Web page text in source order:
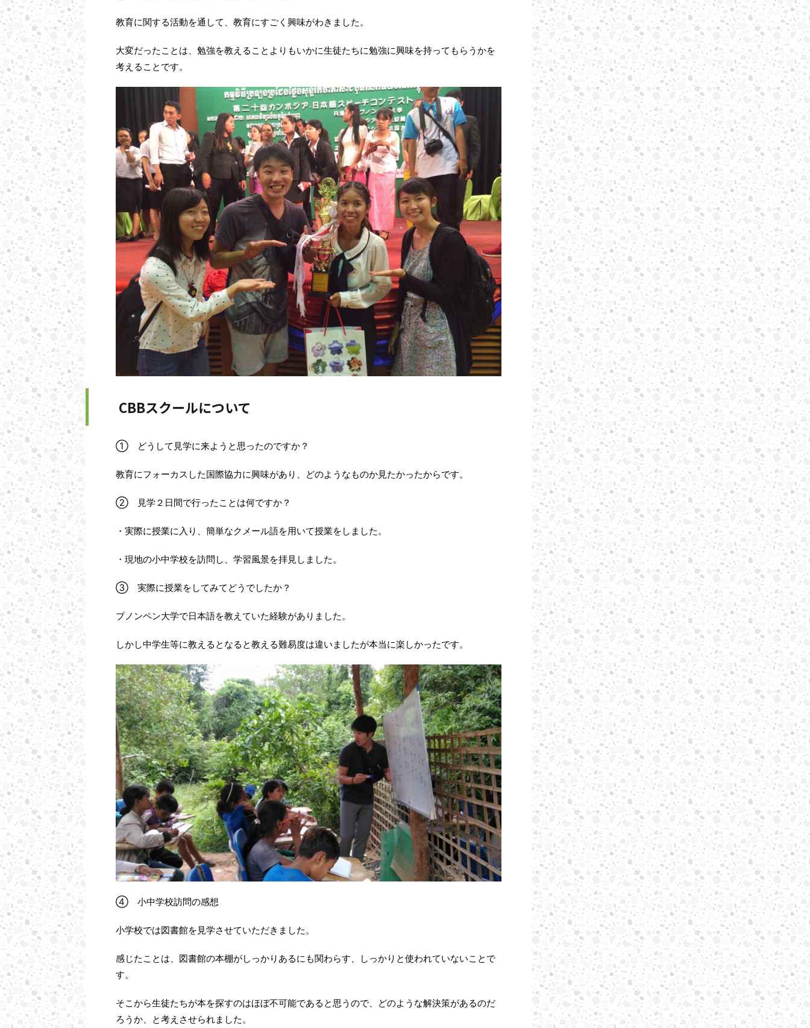
教育に関する活動を通して、教育にすごく興味がわきました。
大変だったことは、勉強を教えることよりもいかに生徒たちに勉強に興味を持ってもらうかを
考えることです。
CBBスクールについて
➀ どうして見学に来ようと思ったのですか？
教育にフォーカスした国際協力に興味があり、どのようなものか見たかったからです。
② 見学２日間で行ったことは何ですか？
・実際に授業に入り、簡単なクメール語を用いて授業をしました。
・現地の小中学校を訪問し、学習風景を拝見しました。
③ 実際に授業をしてみてどうでしたか？
プノンペン大学で日本語を教えていた経験がありました。
しかし中学生等に教えるとなると教える難易度は違いましたが本当に楽しかったです。
④ 小中学校訪問の感想
小学校では図書館を見学させていただきました。
感じたことは、図書館の本棚がしっかりあるにも関わらす、しっかりと使われていないことで
す。
そこから生徒たちが本を探すのはほぼ不可能であると思うので、どのような解決策があるのだ
ろうか、と考えさせられました。